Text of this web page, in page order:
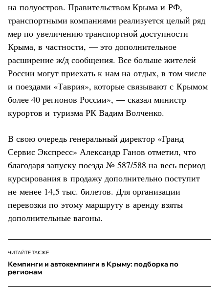
на полуостров. Правительством Крыма и РФ,
транспортными компаниями реализуется целый ряд
мер по увеличению транспортной доступности
Крыма, в частности, — это дополнительное
расширение ж/д сообщения. Все больше жителей
России могут приехать к нам на отдых, в том числе
и поездами «Таврия», которые связывают с Крымом
более 40 регионов России», — сказал министр
курортов и туризма РК Вадим Волченко.
В свою очередь генеральный директор «Гранд
Сервис Экспресс» Александр Ганов отметил, что
благодаря запуску поезда № 587/588 на весь период
курсирования в продажу дополнительно поступит
не менее 14,5 тыс. билетов. Для организации
перевозки по этому маршруту в аренду взяты
дополнительные вагоны.
ЧИТАЙТЕ ТАКЖЕ
Кемпинги и автокемпинги в Крыму: подборка по
регионам